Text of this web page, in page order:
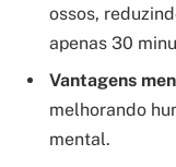
ossos,
apenas 30
Vantagens
melhorando
mental.